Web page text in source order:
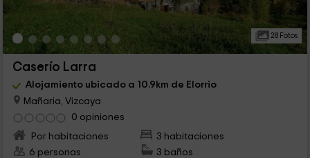
28 Fotos
Caserío Larra
Alojamiento ubicado a 10.9km de Elorrio
Mañaria, Vizcaya
0 opiniones
Por habitaciones
3 habitaciones
6 personas
3 baños